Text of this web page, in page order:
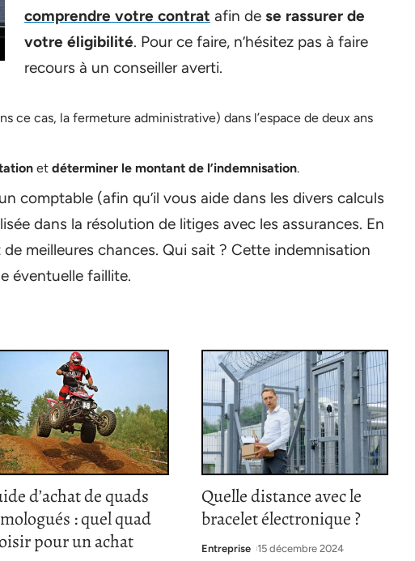
comprendre votre contrat afin de se rassurer de
votre éligibilité. Pour ce faire, n’hésitez pas à faire
recours à un conseiller averti.
ce cas, la fermeture administrative) dans l’espace de deux ans
et déterminer le montant de l’indemnisation.
comptable (afin qu’il vous aide dans les divers calculs
dans la résolution de litiges avec les assurances. En
meilleures chances. Qui sait ? Cette indemnisation
éventuelle faillite.
d’achat de quads
: quel quad
pour un achat
Quelle distance avec le
bracelet électronique ?
Entreprise 15 décembre 2024